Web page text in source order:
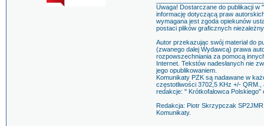
Uwaga! Dostarczane do publikacji w
informację dotyczącą praw
wymagana jest zgoda opiekunów
postaci plików graficznych
Autor przekazując swój materiał do
(zwanego dalej Wydawcą) prawa
rozpowszechniania za pomocą
Internet. Tekstów nadesłanych nie
jego opublikowaniem.
Komunikaty PZK są nadawane w
częstotliwości 3702,5 KHz +/-
redakcje: " Krótkofalowca Polskiego"
Redakcja: Piotr Skrzypczak
Komunikaty.